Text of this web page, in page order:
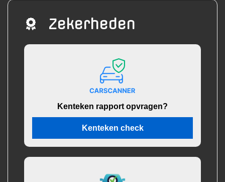
Zekerheden
Kenteken rapport opvragen?
Kenteken check